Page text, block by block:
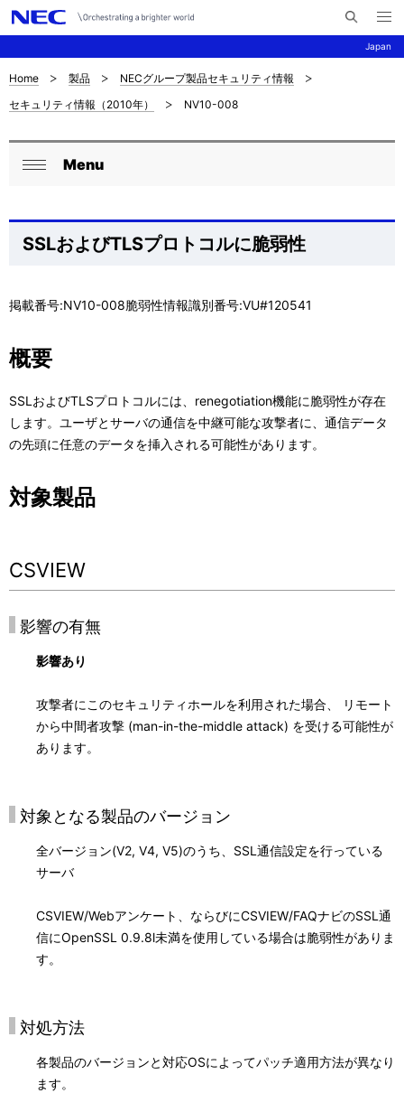
Japan
イ
メ
ニ
ュ
ナ
ビ
ゲ
ョ
サ
イ
ト
の
現
位
置
表
示
し
ま
す
Home 製品
NECグループ製品セキュリティ情報
セキュリティ情報（2010年）
NV10-008
ロ
カ
ナ
ゲ
ー
シ
ン
Menu
SSLおよびTLSプロトコルに脆弱性
掲載番号:NV10-008脆弱性情報識別番号:VU#120541
概要
SSLおよびTLSプロトコルには、renegotiation機能に脆弱性が存在
します。ユーザとサーバの通信を中継可能な攻撃者に、通信データ
の先頭に任意のデータを挿入される可能性があります。
対象製品
CSVIEW
影響の有無
影響あり
攻撃者にこのセキュリティホールを利用された場合、 リモート
から中間者攻撃 (man-in-the-middle attack) を受ける可能性が
あります。
対象となる製品のバージョン
全バージョン(V2, V4, V5)のうち、SSL通信設定を行っている
サーバ
CSVIEW/Webアンケート、ならびにCSVIEW/FAQナビのSSL通
信にOpenSSL 0.9.8l未満を使用している場合は脆弱性がありま
す。
対処方法
各製品のバージョンと対応OSによってパッチ適用方法が異なり
ます。